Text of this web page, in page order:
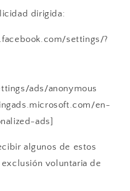
dirigida:
settings/?
ads/anonymous
en-
ads]
algunos de estos
voluntaria de